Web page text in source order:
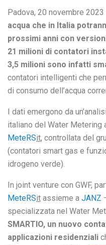
Padova, 20 novembre 2023
acqua che in Italia
prossimi anni con
21 milioni di contatori
3,5 milioni sono infatti
contatori intelligenti che
di consumo dell’acqua
I dati emergono da
italiano del Water Metering
MeteRSit, controllata del
(contatori smart gas e
idrogeno verde).
In joint venture con GWF,
MeteRSit assieme a JANZ
specializzata nel Water
SMARTIO, un nuovo
applicazioni residenziali